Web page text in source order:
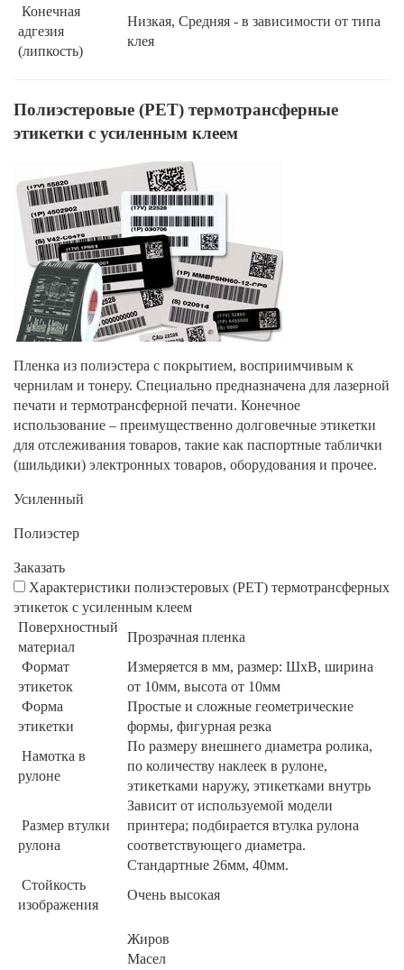
Конечная
адгезия
(липкость)
Низкая, Средняя - в зависимости от типа
клея
Полиэстеровые (РЕТ) термотрансферные
этикетки с усиленным клеем
Пленка из полиэстера с покрытием, восприимчивым к
чернилам и тонеру. Специально предназначена для лазерной
печати и термотрансферной печати. Конечное
использование – преимущественно долговечные этикетки
для отслеживания товаров, такие как паспортные таблички
(шильдики) электронных товаров, оборудования и прочее.
Усиленный
Полиэстер
Заказать
Характеристики полиэстеровых (РЕТ) термотрансферных
этикеток с усиленным клеем
Поверхностный
материал
Прозрачная пленка
Формат
этикеток
Измеряется в мм, размер: ШхВ, ширина
от 10мм, высота от 10мм
Форма
этикетки
Простые и сложные геометрические
формы, фигурная резка
Намотка в
рулоне
По размеру внешнего диаметра ролика,
по количеству наклеек в рулоне,
этикетками наружу, этикетками внутрь
Размер втулки
рулона
Зависит от используемой модели
принтера; подбирается втулка рулона
соответствующего диаметра.
Стандартные 26мм, 40мм.
Стойкость
изображения
Очень высокая
Жиров
Масел